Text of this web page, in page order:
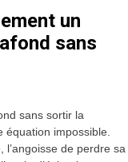
un
sans
sans sortir la
impossible.
l’angoisse de perdre sa